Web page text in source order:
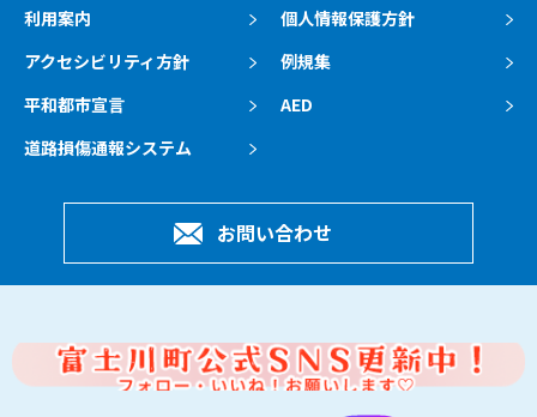
利用案内
個人情報保護方針
アクセシビリティ方針
例規集
平和都市宣言
AED
道路損傷通報システム
お問い合わせ